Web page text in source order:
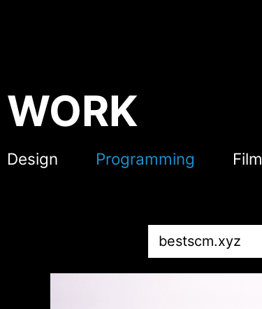
WORK
Design Programming Film
bestscm.xyz